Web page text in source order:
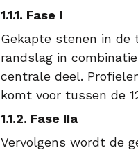
1.1.1. Fase I
Gekapte stenen in de
randslag in
centrale deel.
komt voor tussen de
1.1.2. Fase IIa
Vervolgens wordt de